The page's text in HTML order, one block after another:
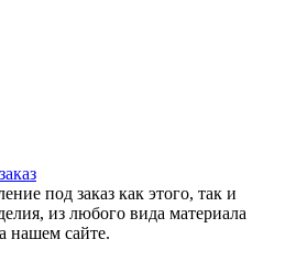
под заказ как этого, так и
из любого вида материала
нашем сайте.